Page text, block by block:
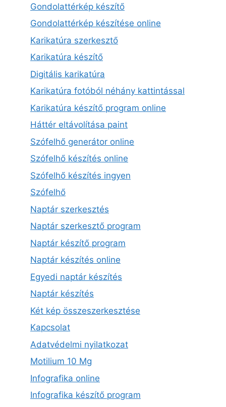
Gondolattérkép készítő
Gondolattérkép készítése online
Karikatúra szerkesztő
Karikatúra készítő
Digitális karikatúra
Karikatúra fotóból néhány kattintással
Karikatúra készítő program online
Háttér eltávolítása paint
Szófelhő generátor online
Szófelhő készítés online
Szófelhő készítés ingyen
Szófelhő
Naptár szerkesztés
Naptár szerkesztő program
Naptár készítő program
Naptár készítés online
Egyedi naptár készítés
Naptár készítés
Két kép összeszerkesztése
Kapcsolat
Adatvédelmi nyilatkozat
Motilium 10 Mg
Infografika online
Infografika készítő program